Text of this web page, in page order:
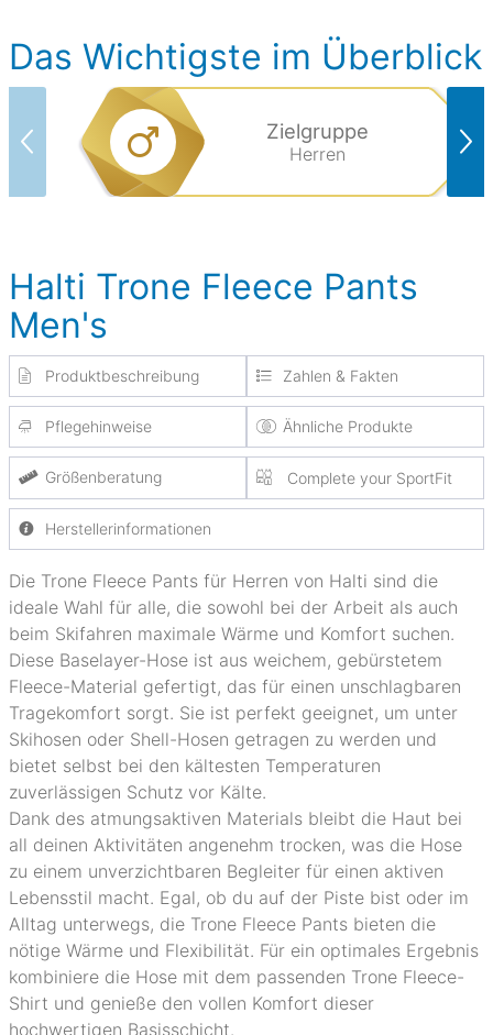
Das Wichtigste im Überblick
Zielgruppe
Herren
Halti Trone Fleece Pants
Men's
Produktbeschreibung Zahlen & Fakten
Pflegehinweise Ähnliche Produkte
Größenberatung Complete your SportFit
Herstellerinformationen
Die Trone Fleece Pants für Herren von Halti sind die
ideale Wahl für alle, die sowohl bei der Arbeit als auch
beim Skifahren maximale Wärme und Komfort suchen.
Diese Baselayer-Hose ist aus weichem, gebürstetem
Fleece-Material gefertigt, das für einen unschlagbaren
Tragekomfort sorgt. Sie ist perfekt geeignet, um unter
Skihosen oder Shell-Hosen getragen zu werden und
bietet selbst bei den kältesten Temperaturen
zuverlässigen Schutz vor Kälte.
Dank des atmungsaktiven Materials bleibt die Haut bei
all deinen Aktivitäten angenehm trocken, was die Hose
zu einem unverzichtbaren Begleiter für einen aktiven
Lebensstil macht. Egal, ob du auf der Piste bist oder im
Alltag unterwegs, die Trone Fleece Pants bieten die
nötige Wärme und Flexibilität. Für ein optimales Ergebnis
kombiniere die Hose mit dem passenden Trone Fleece-
Shirt und genieße den vollen Komfort dieser
hochwertigen Basisschicht.